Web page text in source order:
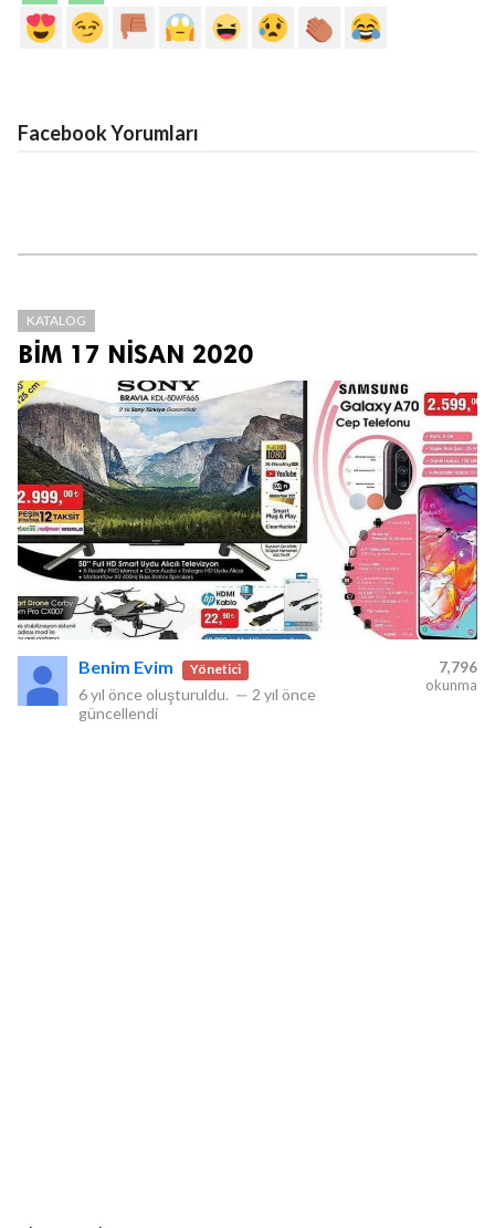
Facebook Yorumları
KATALOG
BİM 17 NİSAN 2020
Benim Evim Yönetici
6 yıl önce oluşturuldu. — 2 yıl önce
güncellendi
7,796
okunma